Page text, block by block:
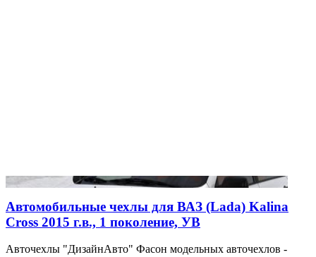
Автомобильные чехлы для ВАЗ (Lada) Kalina
Cross 2015 г.в., 1 поколение, УВ
Авточехлы "ДизайнАвто" Фасон модельных авточехлов -